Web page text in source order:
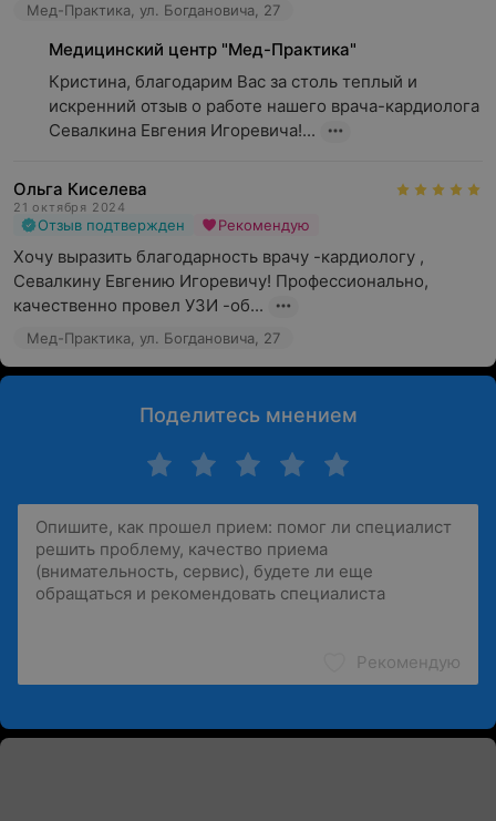
Мед-Практика, ул. Богдановича, 27
Медицинский центр "Мед-Практика"
Кристина, благодарим Вас за столь теплый и
искренний отзыв о работе нашего врача-кардиолога
Севалкина Евгения Игоревича!...
Ольга Киселева
21 октября 2024
Отзыв подтвержден Рекомендую
Хочу выразить благодарность врачу -кардиологу ,
Севалкину Евгению Игоревичу! Профессионально,
качественно провел УЗИ -об...
Мед-Практика, ул. Богдановича, 27
Поделитесь мнением
Рекомендую